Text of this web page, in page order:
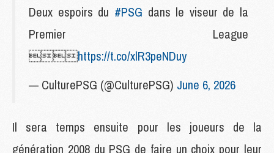
Deux espoirs du #PSG dans le viseur de la
Premier League
https://t.co/xlR3peNDuy
— CulturePSG (@CulturePSG) June 6, 2026
Il sera temps ensuite pour les joueurs de la
génération 2008 du PSG de faire un choix pour leur